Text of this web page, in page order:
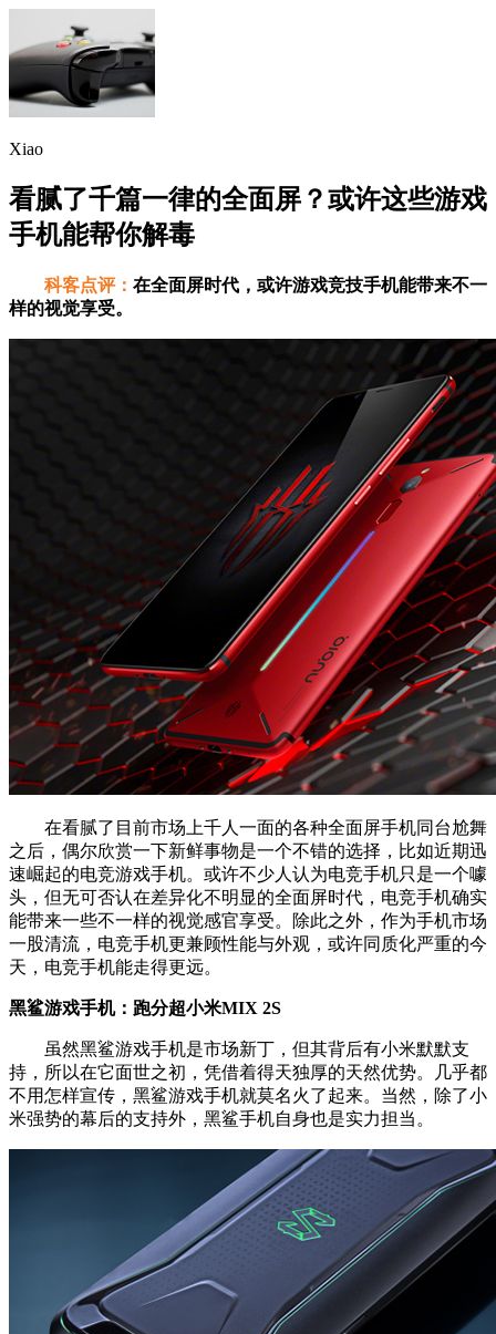
Xiao
看腻了千篇一律的全面屏？或许这些游戏
手机能帮你解毒
科客点评： 在全面屏时代，或许游戏竞技手机能带来不一
样的视觉享受。
在看腻了目前市场上千人一面的各种全面屏手机同台尬舞
之后，偶尔欣赏一下新鲜事物是一个不错的选择，比如近期迅
速崛起的电竞游戏手机。或许不少人认为电竞手机只是一个噱
头，但无可否认在差异化不明显的全面屏时代，电竞手机确实
能带来一些不一样的视觉感官享受。除此之外，作为手机市场
一股清流，电竞手机更兼顾性能与外观，或许同质化严重的今
天，电竞手机能走得更远。
黑鲨游戏手机：跑分超小米MIX 2S
虽然黑鲨游戏手机是市场新丁，但其背后有小米默默支
持，所以在它面世之初，凭借着得天独厚的天然优势。几乎都
不用怎样宣传，黑鲨游戏手机就莫名火了起来。当然，除了小
米强势的幕后的支持外，黑鲨手机自身也是实力担当。